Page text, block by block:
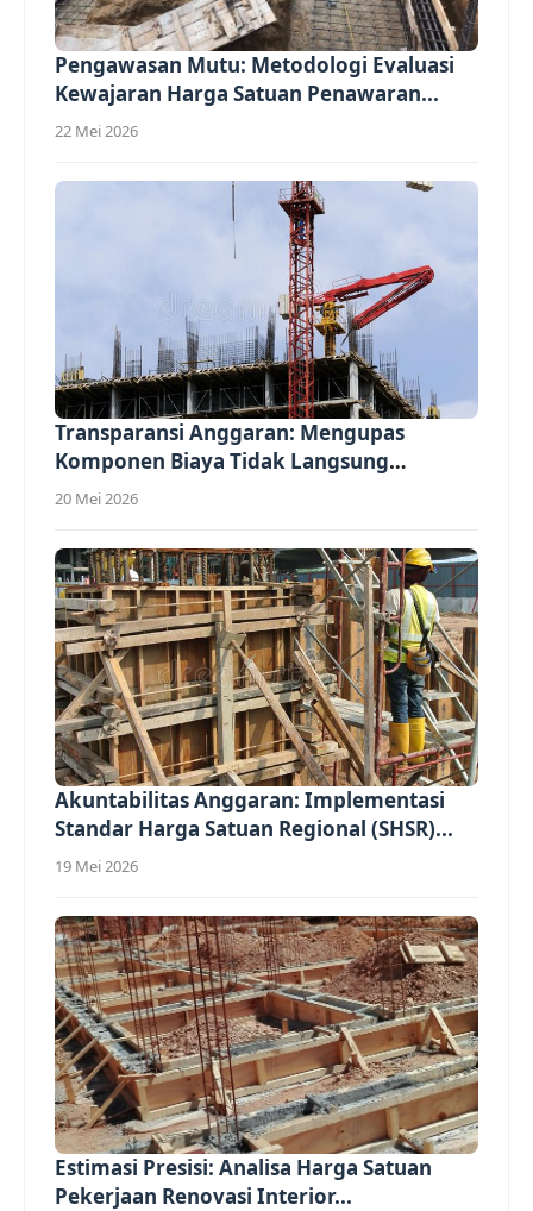
Pengawasan Mutu: Metodologi Evaluasi
Kewajaran Harga Satuan Penawaran...
22 Mei 2026
Transparansi Anggaran: Mengupas
Komponen Biaya Tidak Langsung
(Overhead)...
20 Mei 2026
Akuntabilitas Anggaran: Implementasi
Standar Harga Satuan Regional (SHSR)...
19 Mei 2026
Estimasi Presisi: Analisa Harga Satuan
Pekerjaan Renovasi Interior...